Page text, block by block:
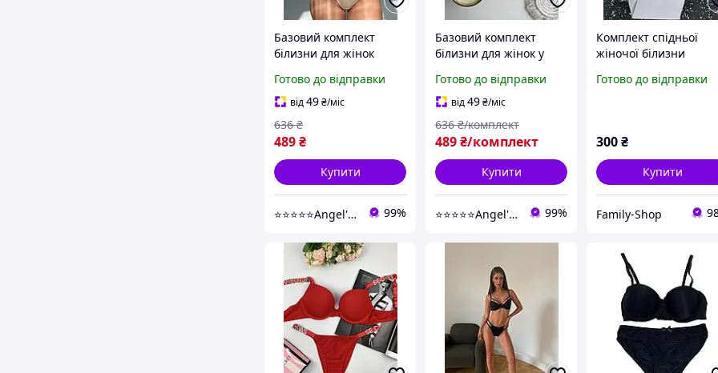
Базовий комплект
білизни для жінок
білизна топ і стринги
рожевий
Готово до відправки
від49₴/міс
489₴
636 ₴
Купити
⭐⭐⭐⭐⭐Angel's touch Територія затишку та комфорту 99%
Базовий комплект
білизни для жінок у
кожен день
зручнийжіночий набір
нижньої білизни
бавовняний S, Білий
Готово до відправки
від49₴/міс
489₴/комплект
636 ₴/комплект
Купити
⭐⭐⭐⭐⭐Angel's touch Територія затишку та комфорту 99%
Комплект спідньої
жіночої білизни
M38/40, 36/80B-
червоний,чорний
Готово до відправки
300₴
Купити
Family-Shop